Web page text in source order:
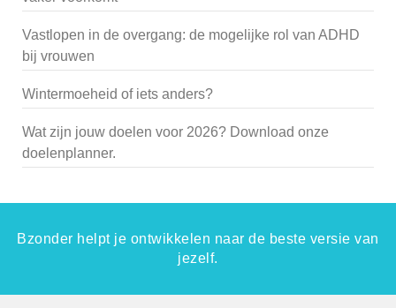
Vastlopen in de overgang: de mogelijke rol van ADHD
bij vrouwen
Wintermoeheid of iets anders?
Wat zijn jouw doelen voor 2026? Download onze
doelenplanner.
Bzonder helpt je ontwikkelen naar de beste versie van
jezelf.